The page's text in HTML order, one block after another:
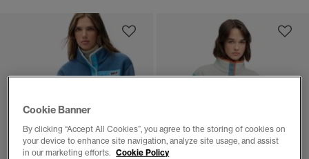
Cookie Banner
By clicking “Accept All Cookies”, you agree to the storing of cookies on
your device to enhance site navigation, analyze site usage, and assist
in our marketing efforts. Cookie Policy